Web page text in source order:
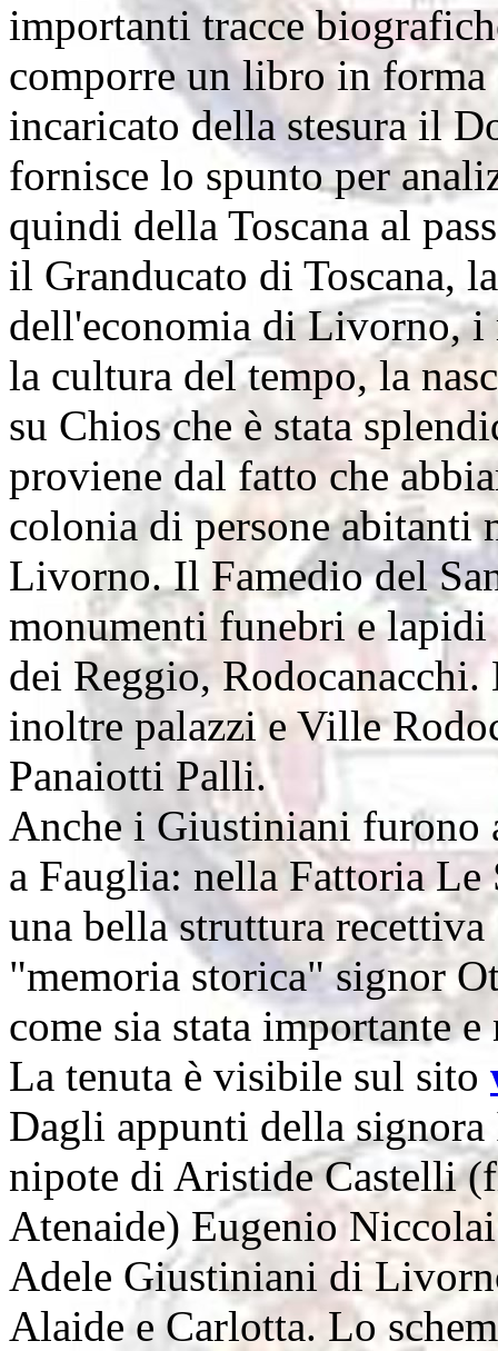
importanti tracce
comporre un libro in
incaricato della stesura il
fornisce lo spunto per
quindi della Toscana al
il Granducato di Toscana,
dell'economia di Livorno, i
la cultura del tempo, la
su Chios che è stata
proviene dal fatto che
colonia di persone abitanti
Livorno. Il Famedio del
monumenti funebri e
dei Reggio,
inoltre palazzi e Ville
Panaiotti Palli.
Anche i Giustiniani furono
a Fauglia: nella Fattoria Le
una bella struttura
"memoria storica" signor
come sia stata importante
La tenuta è visibile sul sito
Dagli appunti della
nipote di Aristide Castelli
Atenaide) Eugenio
Adele Giustiniani di
Alaide e Carlotta. Lo